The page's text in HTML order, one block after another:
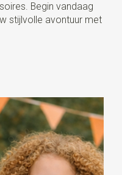
Begin vandaag
stijlvolle avontuur met